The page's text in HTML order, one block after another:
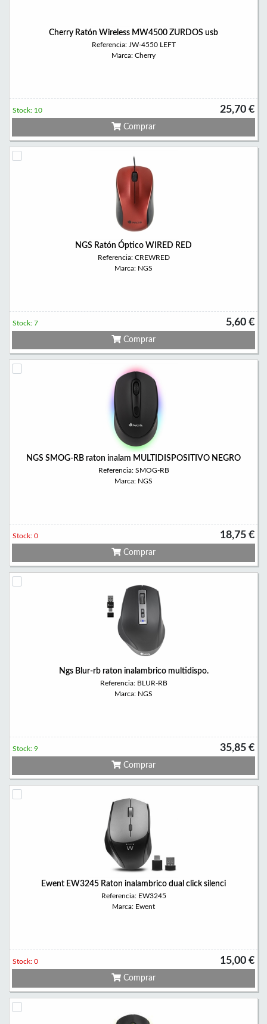
Cherry Ratón Wireless MW4500 ZURDOS usb
Referencia: JW-4550 LEFT
Marca: Cherry
25,70 €
Stock: 10
Comprar
NGS Ratón Óptico WIRED RED
Referencia: CREWRED
Marca: NGS
5,60 €
Stock: 7
Comprar
NGS SMOG-RB raton inalam MULTIDISPOSITIVO NEGRO
Referencia: SMOG-RB
Marca: NGS
18,75 €
Stock: 0
Comprar
Ngs Blur-rb raton inalambrico multidispo.
Referencia: BLUR-RB
Marca: NGS
35,85 €
Stock: 9
Comprar
Ewent EW3245 Raton inalambrico dual click silenci
Referencia: EW3245
Marca: Ewent
15,00 €
Stock: 0
Comprar